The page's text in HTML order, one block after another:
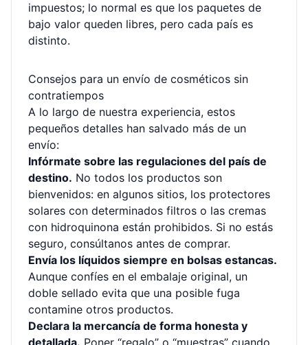
impuestos; lo normal es que los paquetes de
bajo valor queden libres, pero cada país es
distinto.
Consejos para un envío de cosméticos sin
contratiempos
A lo largo de nuestra experiencia, estos
pequeños detalles han salvado más de un
envío:
Infórmate sobre las regulaciones del país de
destino. No todos los productos son
bienvenidos: en algunos sitios, los protectores
solares con determinados filtros o las cremas
con hidroquinona están prohibidos. Si no estás
seguro, consúltanos antes de comprar.
Envía los líquidos siempre en bolsas estancas.
Aunque confíes en el embalaje original, un
doble sellado evita que una posible fuga
contamine otros productos.
Declara la mercancía de forma honesta y
detallada. Poner “regalo” o “muestras” cuando